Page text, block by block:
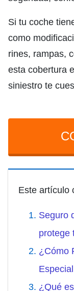
Si tu coche
como
rines, rampas,
esta cobertura
siniestro te
Este artículo
Seguro
protege
¿Cómo
¿Qué